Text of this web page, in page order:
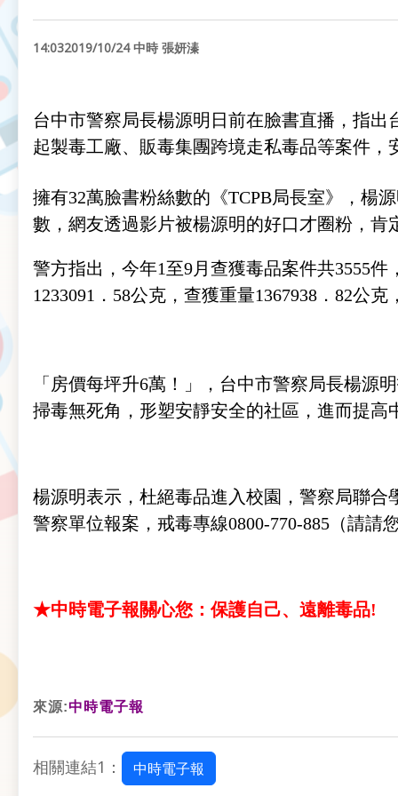
14:032019/10/24 中時 張妍溱
台中市警察局長楊源明日前在臉書直播，指出
起製毒工廠、販毒集團跨境走私毒品等案件
擁有32萬臉書粉絲數的《TCPB局長室》，楊
數，網友透過影片被楊源明的好口才圈粉，
警方指出，今年1至9月查獲毒品案件共3555件
1233091．58公克，查獲重量1367938．82公
「房價每坪升6萬！」，台中市警察局長楊源
掃毒無死角，形塑安靜安全的社區，進而提
楊源明表示，杜絕毒品進入校園，警察局聯
警察單位報案，戒毒專線0800-770-885（請
★中時電子報關心您：保護自己、遠離毒品!
來源:中時電子報
相關連結1： 中時電子報